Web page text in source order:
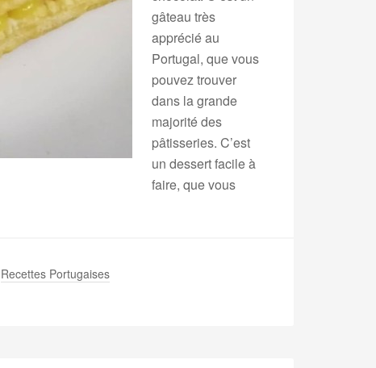
gâteau très
apprécié au
Portugal, que vous
pouvez trouver
dans la grande
majorité des
pâtisseries. C’est
un dessert facile à
faire, que vous
Recettes Portugaises